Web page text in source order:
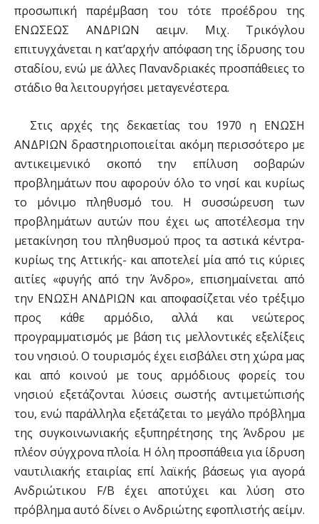
προσωπική παρέμβαση του τότε προέδρου της
ΕΝΩΣΕΩΣ ΑΝΔΡΙΩΝ αειμν. Μιχ. Τρικόγλου
επιτυγχάνεται η κατ’αρχήν απόφαση της ίδρυσης του
σταδίου, ενώ με άλλες Πανανδριακές προσπάθειες το
στάδιο θα λειτουργήσει μεταγενέστερα.
Στις αρχές της δεκαετίας του 1970 η ΕΝΩΣΗ
ΑΝΔΡΙΩΝ δραστηριοποιείται ακόμη περισσότερο με
αντικειμενικό σκοπό την επίλυση σοβαρών
προβλημάτων που αφορούν όλο το νησί και κυρίως
το μόνιμο πληθυσμό του. Η συσσώρευση των
προβλημάτων αυτών που έχει ως αποτέλεσμα την
μετακίνηση του πληθυσμού προς τα αστικά κέντρα-
κυρίως της Αττικής- και αποτελεί μία από τις κύριες
αιτίες «φυγής από την Άνδρο», επισημαίνεται από
την ΕΝΩΣΗ ΑΝΔΡΙΩΝ και αποφασίζεται νέο τρέξιμο
προς κάθε αρμόδιο, αλλά και νεώτερος
προγραμματισμός με βάση τις μελλοντικές εξελίξεις
του νησιού. Ο τουρισμός έχει εισβάλει στη χώρα μας
και από κοινού με τους αρμόδιους φορείς του
νησιού εξετάζονται λύσεις σωστής αντιμετώπισής
του, ενώ παράλληλα εξετάζεται το μεγάλο πρόβλημα
της συγκοινωνιακής εξυπηρέτησης της Άνδρου με
πλέον σύγχρονα πλοία. Η όλη προσπάθεια για ίδρυση
ναυτιλιακής εταιρίας επί λαϊκής βάσεως για αγορά
Ανδριώτικου F/B έχει αποτύχει και λύση στο
πρόβλημα αυτό δίνει ο Ανδριώτης εφοπλιστής αείμν.